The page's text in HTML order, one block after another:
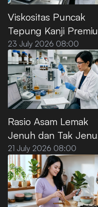
Viskositas Puncak
Tepung Kanji
saat Dipanaskan di Air
23 July 2026 08:00
Rasio Asam Lemak
Jenuh dan Tak
pada Minyak Sawit
Premium
21 July 2026 08:00